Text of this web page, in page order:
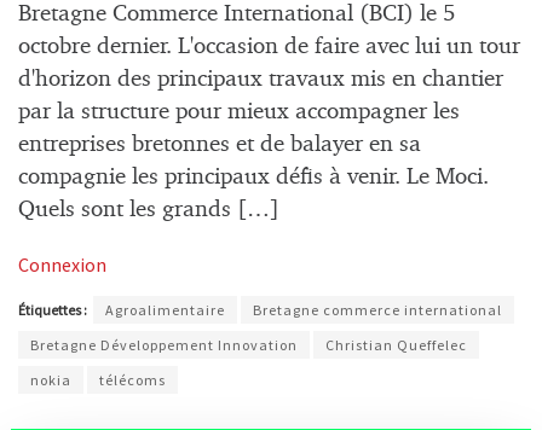
Bretagne Commerce International (BCI) le 5
octobre dernier. L'occasion de faire avec lui un tour
d'horizon des principaux travaux mis en chantier
par la structure pour mieux accompagner les
entreprises bretonnes et de balayer en sa
compagnie les principaux défis à venir. Le Moci.
Quels sont les grands […]
Connexion
Étiquettes : Agroalimentaire
Bretagne commerce international
Bretagne Développement Innovation
Christian Queffelec
nokia
télécoms